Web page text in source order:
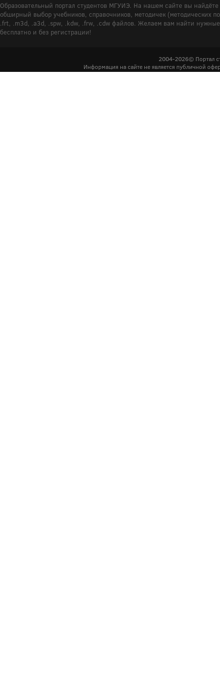
Образовательный портал студентов МГУИЭ. На нашем сайте вы
обширный выбор учебников, справочников, методичек (методических
.frt, .m3d, .a3d, .spw, .kdw, .frw, .cdw файлов. Желаем вам найти
бесплатно и без регистрации!
2004-2026© Портал
Информация на сайте не является публичной